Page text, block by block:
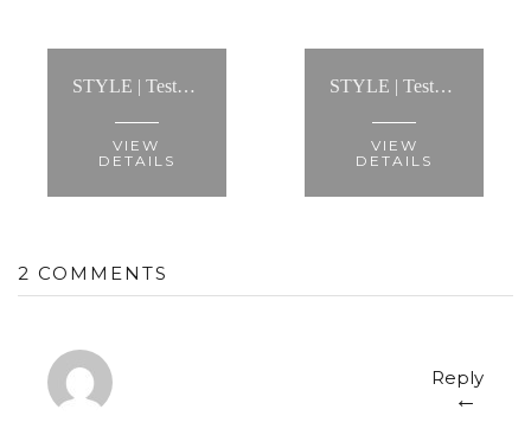
STYLE | Testemunho: “...ajudou-me a criar looks infinitos, mostrou-me a melhor maneira de usar cada tipo de roupa e fez com que conseguisse criar um estilo..."
VIEW
DETAILS
STYLE | Testemunho: “A Anita fez-me recuperar a minha autoestima e ver-me de forma diferente."
VIEW
DETAILS
2 COMMENTS
Reply
←